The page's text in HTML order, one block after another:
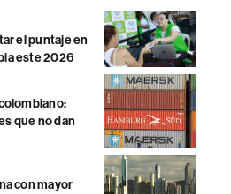
el puntaje en
este 2026
que no dan
con mayor